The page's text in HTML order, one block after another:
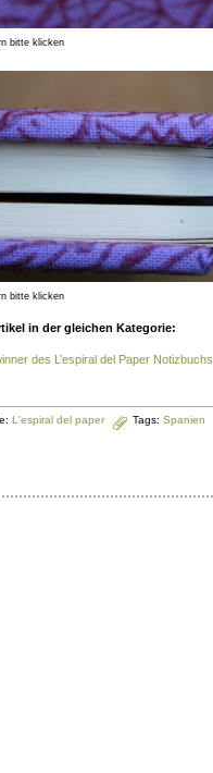
bitte klicken
bitte klicken
in der gleichen Kategorie:
des L’espiral del Paper Notizbuchs
L'espiral del paper Tags: Spanien